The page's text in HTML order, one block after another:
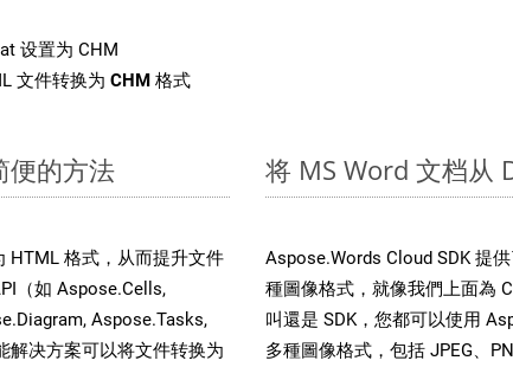
设置为 CHM
文件转换为 CHM 格式
便的方法
HTML 格式，从而提升文件
（如 Aspose.Cells,
Aspose.Tasks,
解决方案可以将文件转换为
将 MS Word 文档从
Aspose.Words Cloud SDK 提
種圖像格式，就像我們上面為
叫還是 SDK，您都可以使用
多種圖像格式，包括 JPEG、